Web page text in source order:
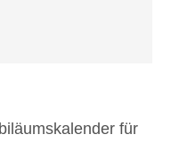
für